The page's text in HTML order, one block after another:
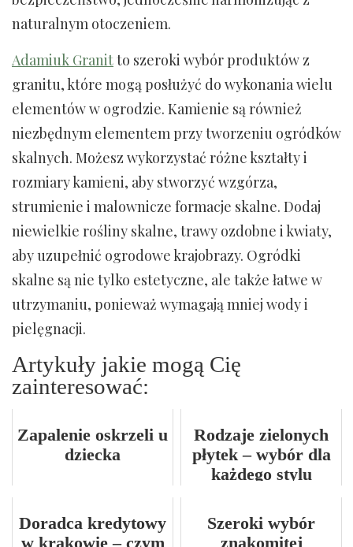
naturalnym otoczeniem.
Adamiuk Granitto szeroki wybór produktów z
granitu, które mogą posłużyć do wykonania wielu
elementów w ogrodzie. Kamienie są również
niezbędnym elementem przy tworzeniu ogródków
skalnych. Możesz wykorzystać różne kształty i
rozmiary kamieni, aby stworzyć wzgórza,
strumienie i malownicze formacje skalne. Dodaj
niewielkie rośliny skalne, trawy ozdobne i kwiaty,
aby uzupełnić ogrodowe krajobrazy. Ogródki
skalne są nie tylko estetyczne, ale także łatwe w
utrzymaniu, ponieważ wymagają mniej wody i
pielęgnacji.
Artykuły jakie mogą Cię
zainteresować:
Zapalenie oskrzeli u
dziecka
Rodzaje zielonych
płytek – wybór dla
każdego stylu
Doradca kredytowy
w krakowie – czym
Szeroki wybór
znakomitej